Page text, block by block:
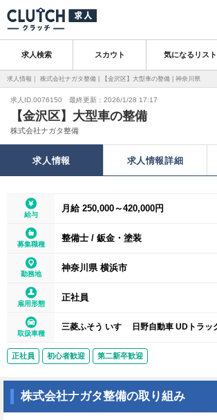
求人検索 スカウト 気になるリスト
求人情報｜ 株式会社ナガタ整備 | 【金沢区】大型車の整備 | 神奈川県
求人ID.0076150 最終更新：2026/1/28 17:17
【金沢区】大型車の整備
株式会社ナガタ整備
求人情報 求人情報詳細
給与
月給 250,000～420,000円
募集職種
整備士 / 鈑金・塗装
勤務地
神奈川県 横浜市
雇用形態
正社員
取扱車種
三菱ふそう いすゞ 日野自動車 UDトラッ
正社員 初心者歓迎 第二新卒歓迎
株式会社ナガタ整備の取り組み